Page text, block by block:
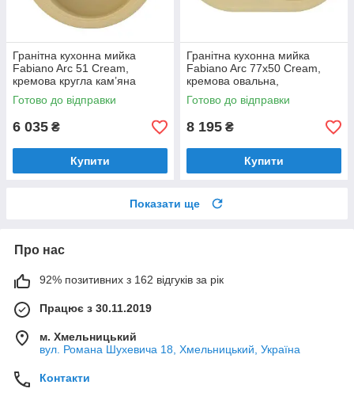
Гранітна кухонна мийка
Fabiano Arc 51 Cream,
кремова кругла кам’яна
Готово до відправки
6 035 ₴
Купити
Гранітна кухонна мийка
Fabiano Arc 77x50 Cream,
кремова овальна,
одночашева з крилом
(8221.401.0468)
Готово до відправки
8 195 ₴
Купити
Показати ще
Про нас
92% позитивних з 162 відгуків за рік
Працює з 30.11.2019
м. Хмельницький
вул. Романа Шухевича 18, Хмельницький, Україна
Контакти